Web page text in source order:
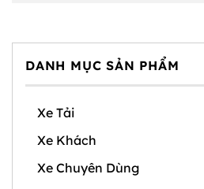
DANH MỤC SẢN PHẨM
Xe Tải
Xe Khách
Xe Chuyên Dùng